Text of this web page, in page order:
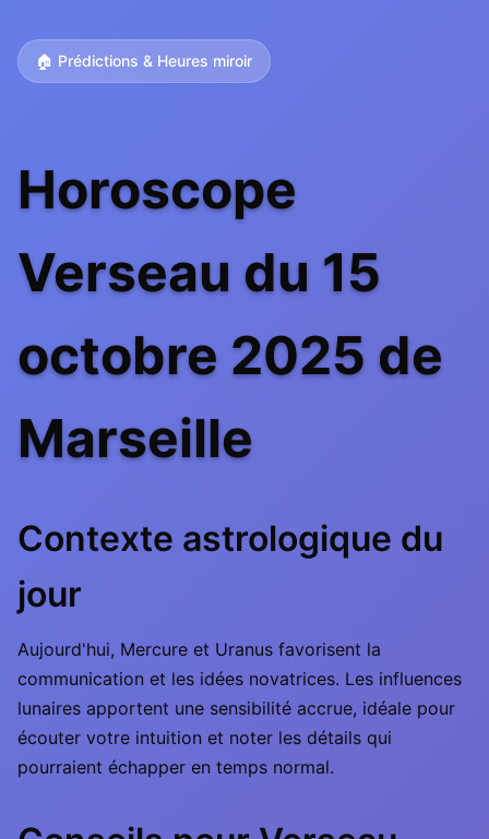
🏠 Prédictions & Heures miroir
Horoscope
Verseau du 15
octobre 2025 de
Marseille
Contexte astrologique du
jour
Aujourd'hui, Mercure et Uranus favorisent la
communication et les idées novatrices. Les influences
lunaires apportent une sensibilité accrue, idéale pour
écouter votre intuition et noter les détails qui
pourraient échapper en temps normal.